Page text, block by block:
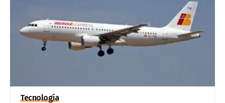
Tecnología